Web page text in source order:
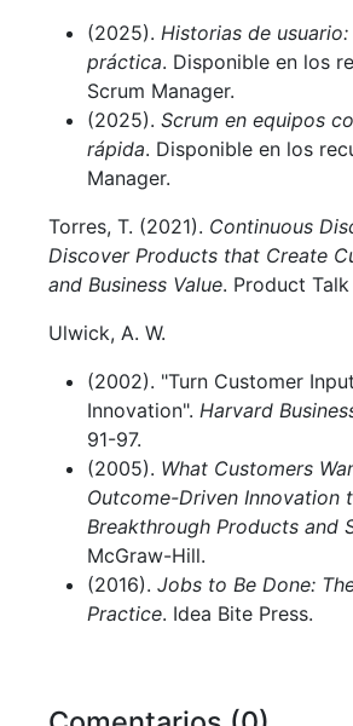
(2025). Historias de
práctica. Disponible en los
Scrum Manager.
(2025). Scrum en equipos
rápida. Disponible en los
Manager.
Torres, T. (2021). Continuous
Discover Products that Create
and Business Value. Product Talk
Ulwick, A. W.
(2002). "Turn Customer
Innovation". Harvard
91-97.
(2005). What Customers
Outcome-Driven Innovation
Breakthrough Products and
McGraw-Hill.
(2016). Jobs to Be Done:
Practice. Idea Bite Press.